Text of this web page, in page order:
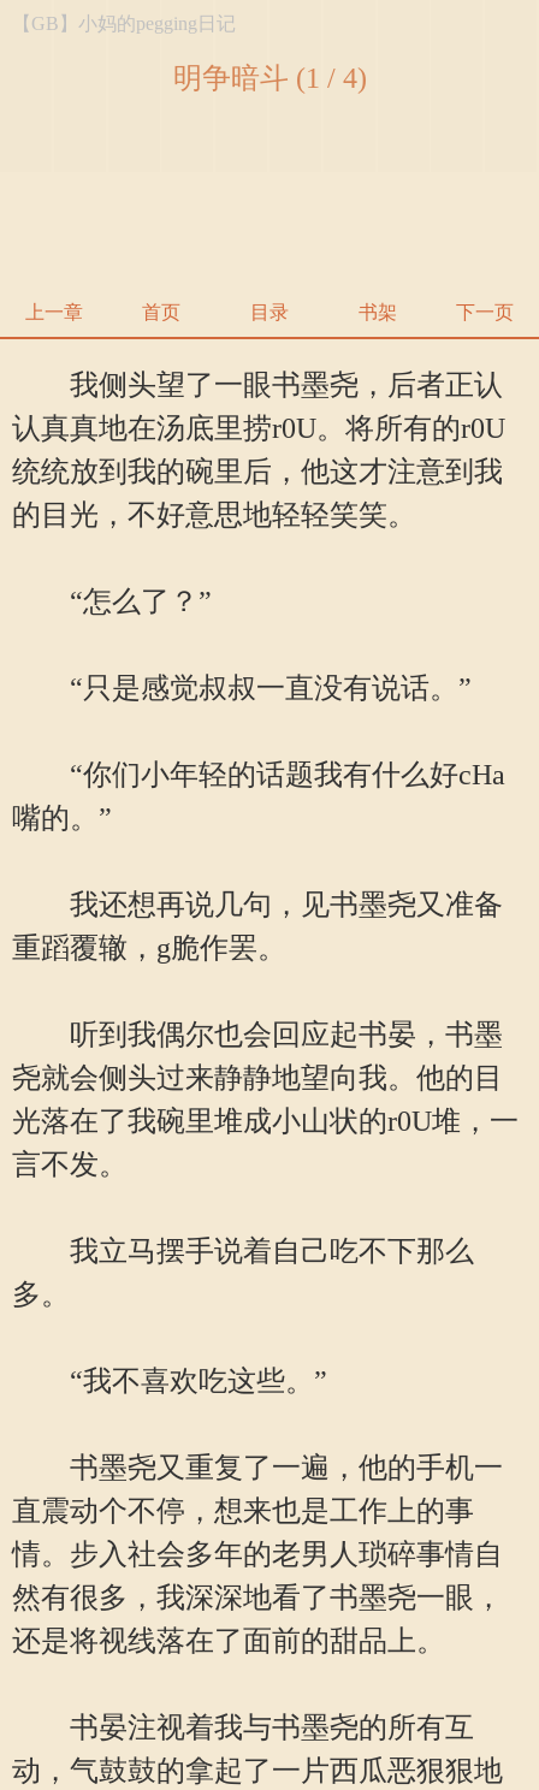
【GB】小妈的pegging日记
明争暗斗 (1 / 4)
上一章 首页 目录 书架 下一页
我侧头望了一眼书墨尧，后者正认
认真真地在汤底里捞r0U。将所有的r0U
统统放到我的碗里后，他这才注意到我
的目光，不好意思地轻轻笑笑。
“怎么了？”
“只是感觉叔叔一直没有说话。”
“你们小年轻的话题我有什么好cHa
嘴的。”
我还想再说几句，见书墨尧又准备
重蹈覆辙，g脆作罢。
听到我偶尔也会回应起书晏，书墨
尧就会侧头过来静静地望向我。他的目
光落在了我碗里堆成小山状的r0U堆，一
言不发。
我立马摆手说着自己吃不下那么
多。
“我不喜欢吃这些。”
书墨尧又重复了一遍，他的手机一
直震动个不停，想来也是工作上的事
情。步入社会多年的老男人琐碎事情自
然有很多，我深深地看了书墨尧一眼，
还是将视线落在了面前的甜品上。
书晏注视着我与书墨尧的所有互
动，气鼓鼓的拿起了一片西瓜恶狠狠地